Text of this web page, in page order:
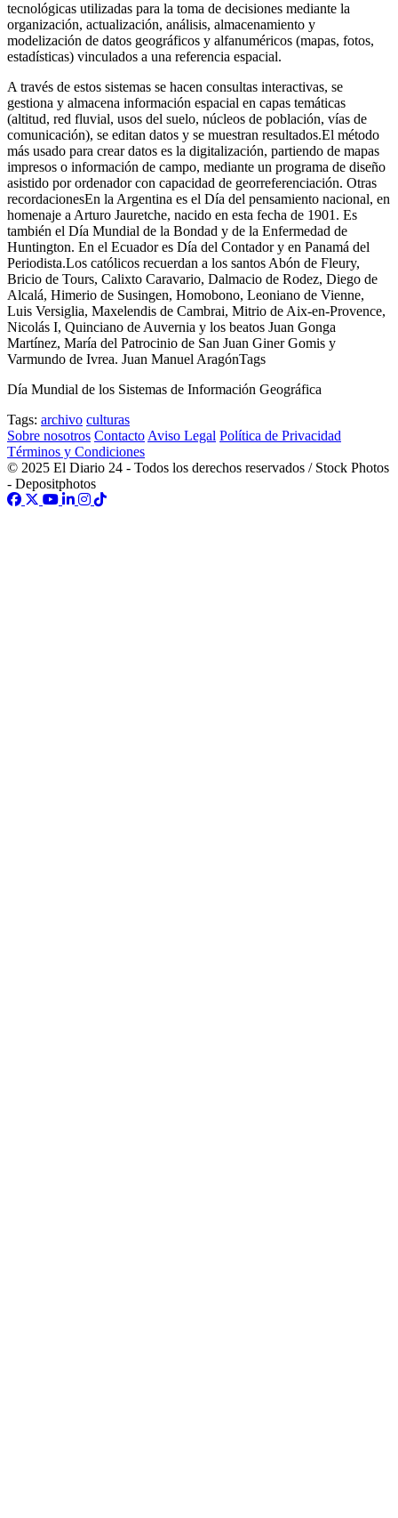
tecnológicas utilizadas para la toma de decisiones mediante la
organización, actualización, análisis, almacenamiento y
modelización de datos geográficos y alfanuméricos (mapas, fotos,
estadísticas) vinculados a una referencia espacial.
A través de estos sistemas se hacen consultas interactivas, se
gestiona y almacena información espacial en capas temáticas
(altitud, red fluvial, usos del suelo, núcleos de población, vías de
comunicación), se editan datos y se muestran resultados.El método
más usado para crear datos es la digitalización, partiendo de mapas
impresos o información de campo, mediante un programa de diseño
asistido por ordenador con capacidad de georreferenciación. Otras
recordacionesEn la Argentina es el Día del pensamiento nacional, en
homenaje a Arturo Jauretche, nacido en esta fecha de 1901. Es
también el Día Mundial de la Bondad y de la Enfermedad de
Huntington. En el Ecuador es Día del Contador y en Panamá del
Periodista.Los católicos recuerdan a los santos Abón de Fleury,
Bricio de Tours, Calixto Caravario, Dalmacio de Rodez, Diego de
Alcalá, Himerio de Susingen, Homobono, Leoniano de Vienne,
Luis Versiglia, Maxelendis de Cambrai, Mitrio de Aix-en-Provence,
Nicolás I, Quinciano de Auvernia y los beatos Juan Gonga
Martínez, María del Patrocinio de San Juan Giner Gomis y
Varmundo de Ivrea. Juan Manuel AragónTags
Día Mundial de los Sistemas de Información Geográfica
Tags: archivo culturas
Sobre nosotros Contacto Aviso Legal Política de Privacidad
Términos y Condiciones
© 2025 El Diario 24 - Todos los derechos reservados / Stock Photos
- Depositphotos